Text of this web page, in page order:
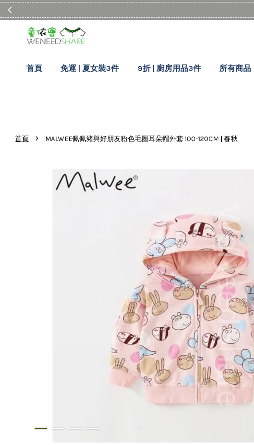
首頁 免運 | 夏女裝3件 9折 | 廚房用品3件 所有商品
首頁 › MALWEE佩佩豬與好朋友粉色毛圈耳朵帽外套 100-120CM | 春秋